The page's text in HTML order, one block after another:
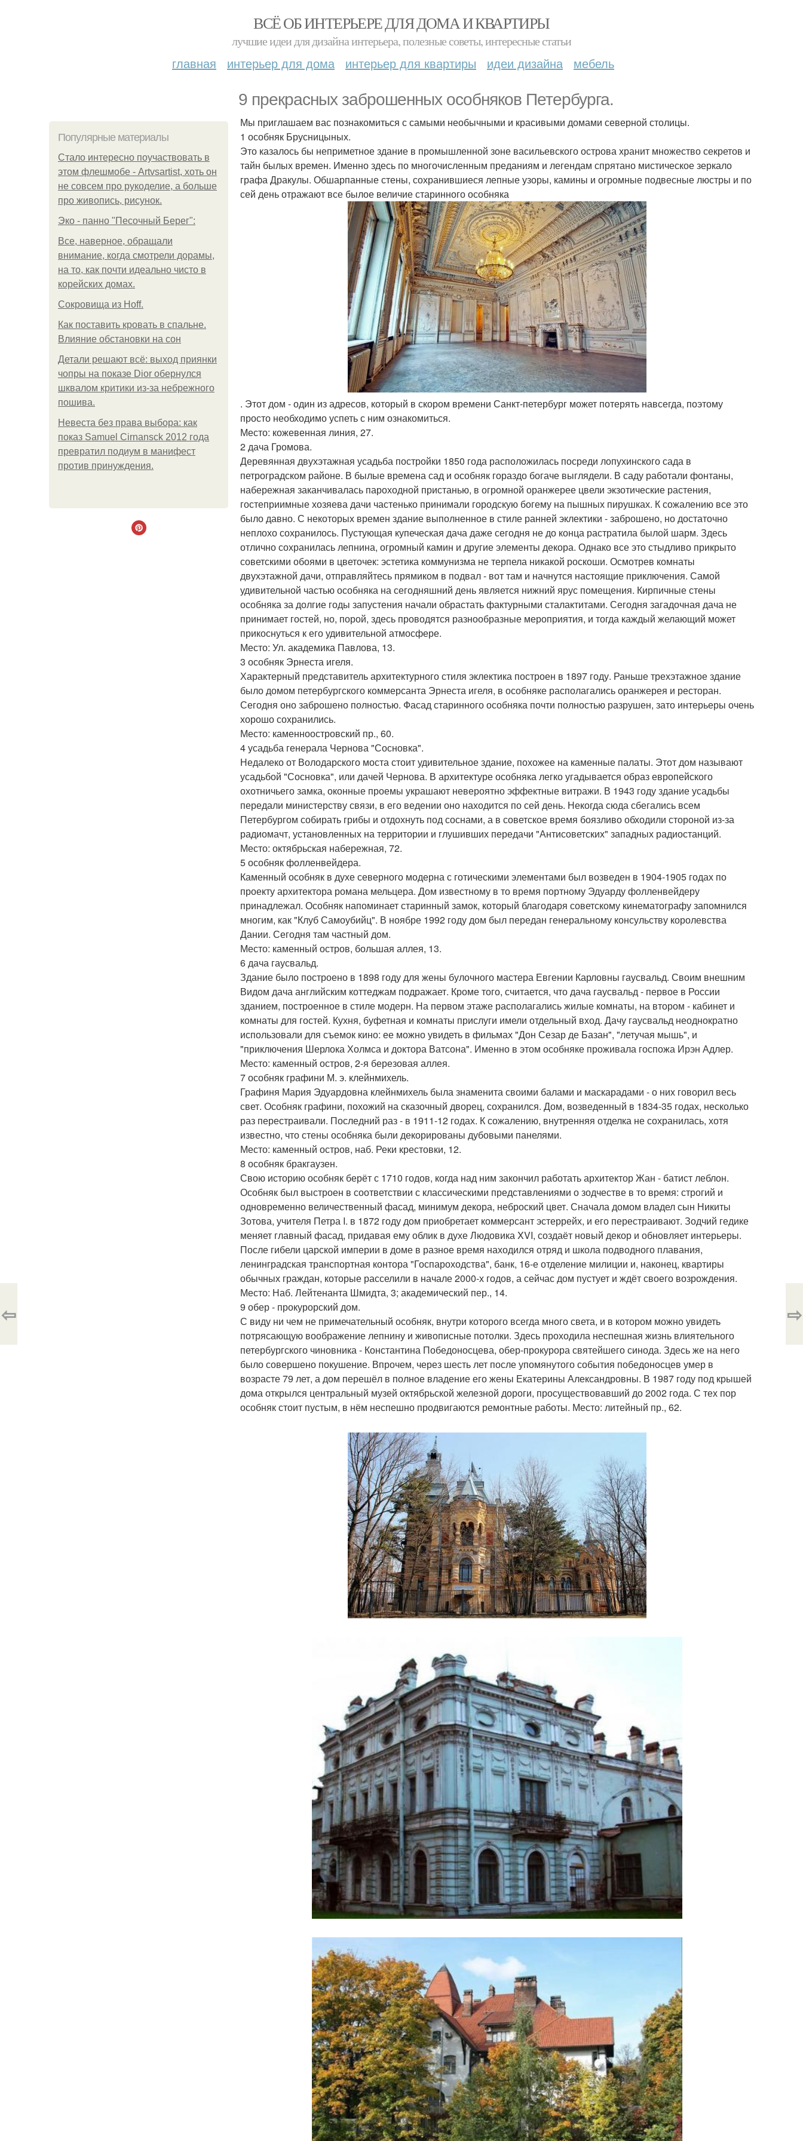
ВСЁ ОБ ИНТЕРЬЕРЕ ДЛЯ ДОМА И КВАРТИРЫ
лучшие идеи для дизайна интерьера, полезные советы, интересные статьи
главная интерьер для дома интерьер для квартиры идеи дизайна мебель
9 прекрасных заброшенных особняков Петербурга.
Популярные материалы
Стало интересно поучаствовать в
этом флешмобе - Artvsartist, хоть он
не совсем про рукоделие, а больше
про живопись, рисунок.
Эко - панно "Песочный Берег":
Все, наверное, обращали
внимание, когда смотрели дорамы,
на то, как почти идеально чисто в
корейских домах.
Сокровища из Hoff.
Как поставить кровать в спальне.
Влияние обстановки на сон
Детали решают всё: выход приянки
чопры на показе Dior обернулся
шквалом критики из-за небрежного
пошива.
Невеста без права выбора: как
показ Samuel Cirnansck 2012 года
превратил подиум в манифест
против принуждения.
Мы приглашаем вас познакомиться с самыми необычными и красивыми домами северной столицы.
1 особняк Брусницыных.
Это казалось бы неприметное здание в промышленной зоне васильевского острова хранит множество секретов и
тайн былых времен. Именно здесь по многочисленным преданиям и легендам спрятано мистическое зеркало
графа Дракулы. Обшарпанные стены, сохранившиеся лепные узоры, камины и огромные подвесные люстры и по
сей день отражают все былое величие старинного особняка
. Этот дом - один из адресов, который в скором времени Санкт-петербург может потерять навсегда, поэтому
просто необходимо успеть с ним ознакомиться.
Место: кожевенная линия, 27.
2 дача Громова.
Деревянная двухэтажная усадьба постройки 1850 года расположилась посреди лопухинского сада в
петроградском районе. В былые времена сад и особняк гораздо богаче выглядели. В саду работали фонтаны,
набережная заканчивалась пароходной пристанью, в огромной оранжерее цвели экзотические растения,
гостеприимные хозяева дачи частенько принимали городскую богему на пышных пирушках. К сожалению все это
было давно. С некоторых времен здание выполненное в стиле ранней эклектики - заброшено, но достаточно
неплохо сохранилось. Пустующая купеческая дача даже сегодня не до конца растратила былой шарм. Здесь
отлично сохранилась лепнина, огромный камин и другие элементы декора. Однако все это стыдливо прикрыто
советскими обоями в цветочек: эстетика коммунизма не терпела никакой роскоши. Осмотрев комнаты
двухэтажной дачи, отправляйтесь прямиком в подвал - вот там и начнутся настоящие приключения. Самой
удивительной частью особняка на сегодняшний день является нижний ярус помещения. Кирпичные стены
особняка за долгие годы запустения начали обрастать фактурными сталактитами. Сегодня загадочная дача не
принимает гостей, но, порой, здесь проводятся разнообразные мероприятия, и тогда каждый желающий может
прикоснуться к его удивительной атмосфере.
Место: Ул. академика Павлова, 13.
3 особняк Эрнеста игеля.
Характерный представитель архитектурного стиля эклектика построен в 1897 году. Раньше трехэтажное здание
было домом петербургского коммерсанта Эрнеста игеля, в особняке располагались оранжерея и ресторан.
Сегодня оно заброшено полностью. Фасад старинного особняка почти полностью разрушен, зато интерьеры очень
хорошо сохранились.
Место: каменноостровский пр., 60.
4 усадьба генерала Чернова "Сосновка".
Недалеко от Володарского моста стоит удивительное здание, похожее на каменные палаты. Этот дом называют
усадьбой "Сосновка", или дачей Чернова. В архитектуре особняка легко угадывается образ европейского
охотничьего замка, оконные проемы украшают невероятно эффектные витражи. В 1943 году здание усадьбы
передали министерству связи, в его ведении оно находится по сей день. Некогда сюда сбегались всем
Петербургом собирать грибы и отдохнуть под соснами, а в советское время боязливо обходили стороной из-за
радиомачт, установленных на территории и глушивших передачи "Антисоветских" западных радиостанций.
Место: октябрьская набережная, 72.
5 особняк фолленвейдера.
Каменный особняк в духе северного модерна с готическими элементами был возведен в 1904-1905 годах по
проекту архитектора романа мельцера. Дом известному в то время портному Эдуарду фолленвейдеру
принадлежал. Особняк напоминает старинный замок, который благодаря советскому кинематографу запомнился
многим, как "Клуб Самоубийц". В ноябре 1992 году дом был передан генеральному консульству королевства
Дании. Сегодня там частный дом.
Место: каменный остров, большая аллея, 13.
6 дача гаусвальд.
Здание было построено в 1898 году для жены булочного мастера Евгении Карловны гаусвальд. Своим внешним
Видом дача английским коттеджам подражает. Кроме того, считается, что дача гаусвальд - первое в России
зданием, построенное в стиле модерн. На первом этаже располагались жилые комнаты, на втором - кабинет и
комнаты для гостей. Кухня, буфетная и комнаты прислуги имели отдельный вход. Дачу гаусвальд неоднократно
использовали для съемок кино: ее можно увидеть в фильмах "Дон Сезар де Базан", "летучая мышь", и
"приключения Шерлока Холмса и доктора Ватсона". Именно в этом особняке проживала госпожа Ирэн Адлер.
Место: каменный остров, 2-я березовая аллея.
7 особняк графини М. э. клейнмихель.
Графиня Мария Эдуардовна клейнмихель была знаменита своими балами и маскарадами - о них говорил весь
свет. Особняк графини, похожий на сказочный дворец, сохранился. Дом, возведенный в 1834-35 годах, несколько
раз перестраивали. Последний раз - в 1911-12 годах. К сожалению, внутренняя отделка не сохранилась, хотя
известно, что стены особняка были декорированы дубовыми панелями.
Место: каменный остров, наб. Реки крестовки, 12.
8 особняк бракгаузен.
Свою историю особняк берёт с 1710 годов, когда над ним закончил работать архитектор Жан - батист леблон.
Особняк был выстроен в соответствии с классическими представлениями о зодчестве в то время: строгий и
одновременно величественный фасад, минимум декора, неброский цвет. Сначала домом владел сын Никиты
Зотова, учителя Петра I. в 1872 году дом приобретает коммерсант эстеррейх, и его перестраивают. Зодчий гедике
меняет главный фасад, придавая ему облик в духе Людовика XVI, создаёт новый декор и обновляет интерьеры.
После гибели царской империи в доме в разное время находился отряд и школа подводного плавания,
ленинградская транспортная контора "Госпароходства", банк, 16-е отделение милиции и, наконец, квартиры
обычных граждан, которые расселили в начале 2000-х годов, а сейчас дом пустует и ждёт своего возрождения.
Место: Наб. Лейтенанта Шмидта, 3; академический пер., 14.
9 обер - прокурорский дом.
С виду ни чем не примечательный особняк, внутри которого всегда много света, и в котором можно увидеть
потрясающую воображение лепнину и живописные потолки. Здесь проходила неспешная жизнь влиятельного
петербургского чиновника - Константина Победоносцева, обер-прокурора святейшего синода. Здесь же на него
было совершено покушение. Впрочем, через шесть лет после упомянутого события победоносцев умер в
возрасте 79 лет, а дом перешёл в полное владение его жены Екатерины Александровны. В 1987 году под крышей
дома открылся центральный музей октябрьской железной дороги, просуществовавший до 2002 года. С тех пор
особняк стоит пустым, в нём неспешно продвигаются ремонтные работы. Место: литейный пр., 62.
⇦ ⇨